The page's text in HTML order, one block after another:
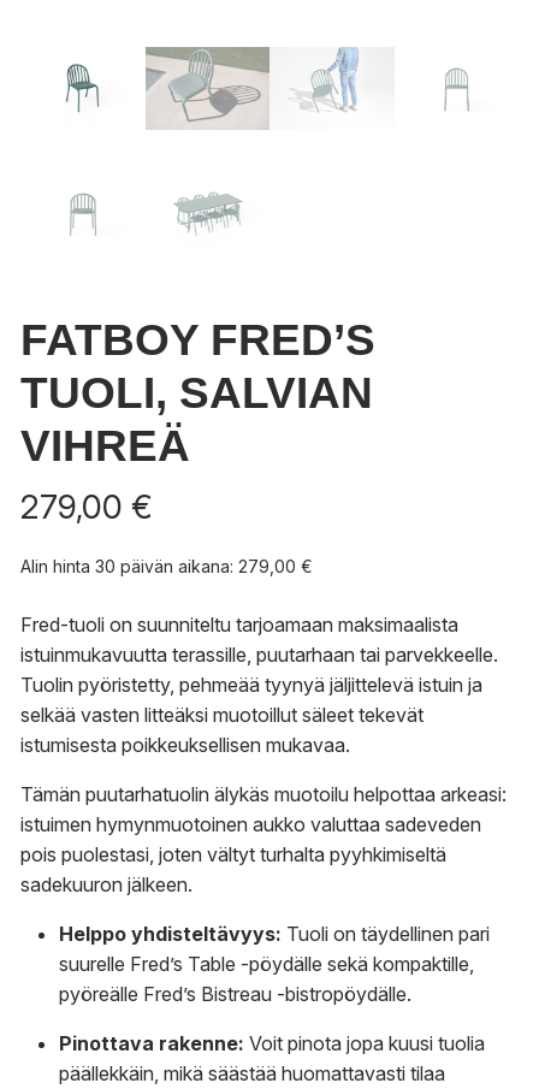
FATBOY FRED’S
TUOLI, SALVIAN
VIHREÄ
279,00 €
Alin hinta 30 päivän aikana: 279,00 €
Fred-tuoli on suunniteltu tarjoamaan maksimaalista
istuinmukavuutta terassille, puutarhaan tai parvekkeelle.
Tuolin pyöristetty, pehmeää tyynyä jäljittelevä istuin ja
selkää vasten litteäksi muotoillut säleet tekevät
istumisesta poikkeuksellisen mukavaa.
Tämän puutarhatuolin älykäs muotoilu helpottaa arkeasi:
istuimen hymynmuotoinen aukko valuttaa sadeveden
pois puolestasi, joten vältyt turhalta pyyhkimiseltä
sadekuuron jälkeen.
Helppo yhdisteltävyys: Tuoli on täydellinen pari
suurelle Fred’s Table -pöydälle sekä kompaktille,
pyöreälle Fred’s Bistreau -bistropöydälle.
Pinottava rakenne: Voit pinota jopa kuusi tuolia
päällekkäin, mikä säästää huomattavasti tilaa